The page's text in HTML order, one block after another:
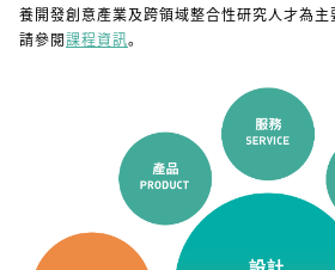
養開發創意產業及跨領域整合性研究人才為主
請參閱 課程資訊。